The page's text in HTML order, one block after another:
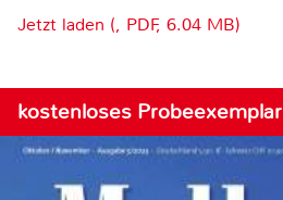
Jetzt laden (, PDF, 6.04 MB)
kostenloses Probeexemplar